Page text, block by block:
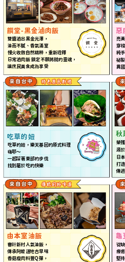
饌堂-黑金滷肉飯
雙醬滷出黑金光澤，
油而不膩、香氣滿室
慢火收斂自然精粹，重新詮釋
日常滷肉飯鎖定不願將就的靈魂，
讓庶民美食成為享受
惡
亮
穿
純
祕
異
吃草的妞
吃草的妞 ，樂天基因的原式料理
嗨耶～
一起踩著東部的步伐
找到屬於 吃的快樂
秋
榮
源於
日
打
傳
由本室油飯
審計新村人氣油飯 ，
傳承阿嬤道地古早味
香菇瘦肉料豐Q彈，
龜
從
療
堅